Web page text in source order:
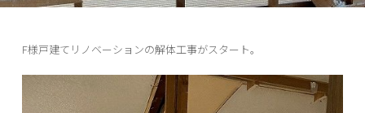
F様戸建てリノベーションの解体工事がスタート。